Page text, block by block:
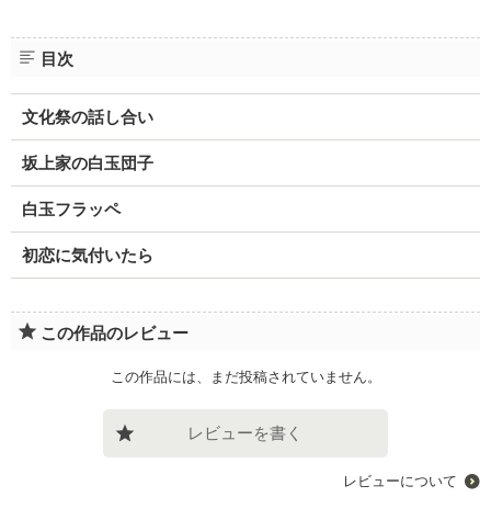
目次
文化祭の話し合い
坂上家の白玉団子
白玉フラッペ
初恋に気付いたら
この作品のレビュー
この作品には、まだ投稿されていません。
レビューを書く
レビューについて